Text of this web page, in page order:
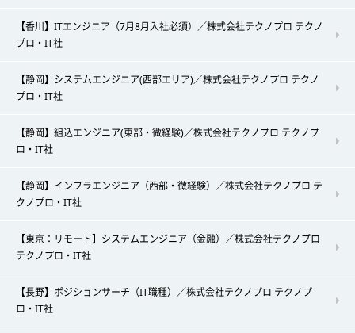
【香川】ITエンジニア（7月8月入社必須）／株式会社テクノプロ テクノ
プロ・IT社
【静岡】システムエンジニア(西部エリア)／株式会社テクノプロ テクノ
プロ・IT社
【静岡】組込エンジニア(東部・微経験)／株式会社テクノプロ テクノプ
ロ・IT社
【静岡】インフラエンジニア（西部・微経験）／株式会社テクノプロ テ
クノプロ・IT社
【東京：リモート】システムエンジニア（金融）／株式会社テクノプロ
テクノプロ・IT社
【長野】ポジションサーチ（IT職種）／株式会社テクノプロ テクノプ
ロ・IT社